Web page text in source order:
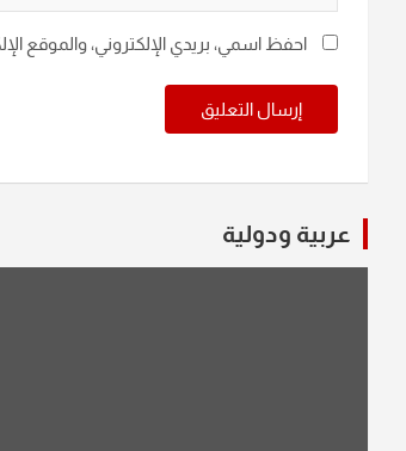
احفظ اسمي، بريدي الإلكتروني، والموقع
عربية ودولية